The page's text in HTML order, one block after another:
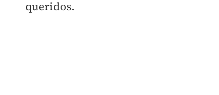
queridos.